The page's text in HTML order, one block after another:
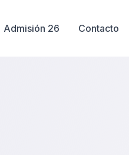
Admisión 26 Contacto